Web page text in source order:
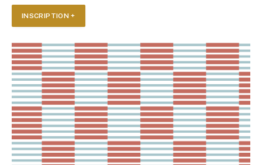
INSCRIPTION +